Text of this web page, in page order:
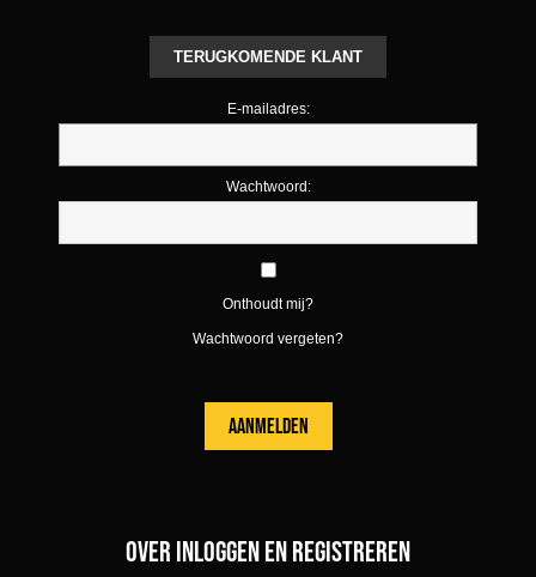
TERUGKOMENDE KLANT
E-mailadres:
Wachtwoord:
Onthoudt mij?
Wachtwoord vergeten?
Over inloggen en registreren